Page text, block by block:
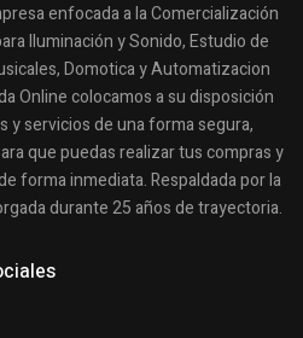
enfocada a la Comercialización
Iluminación y Sonido, Estudio de
Domotica y Automatizacion
Online colocamos a su disposición
servicios de una forma segura,
que puedas realizar tus compras y
forma inmediata. Respaldada por la
durante 25 años de trayectoria.